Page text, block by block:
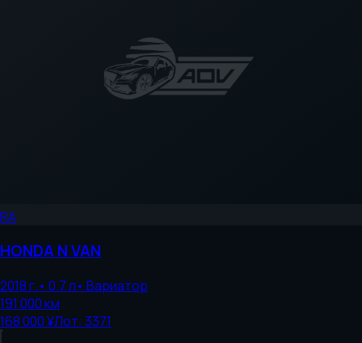
RA
HONDAN VAN
2018г.• 0.7л• Вариатор
191 000км
168 000 ¥Лот: 3371